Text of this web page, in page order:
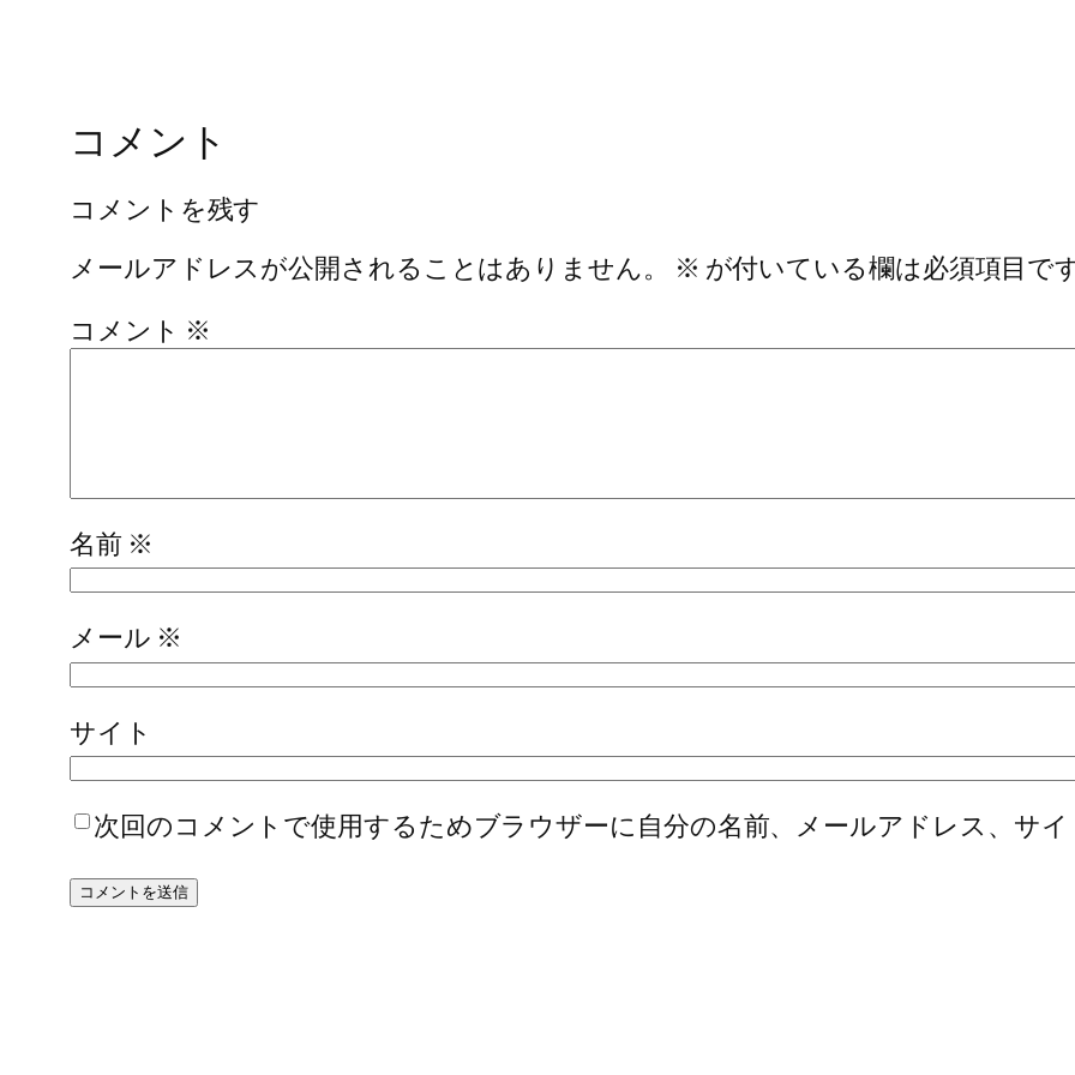
コメント
コメントを残す
メールアドレスが公開されることはありません。
※ が付いている欄は必須項目で
コメント ※
名前 ※
メール ※
サイト
次回のコメントで使用するためブラウザーに自分の名前、メールアドレス、サイ